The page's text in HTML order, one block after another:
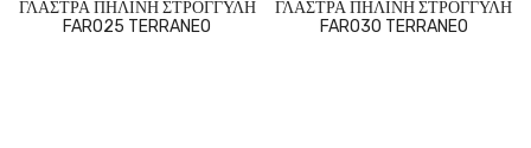
ΓΛΑΣΤΡΑ ΠΗΛΙΝΗ ΣΤΡΟΓΓΥΛΗ
FARO25 TERRANEO
ΓΛΑΣΤΡΑ ΠΗΛΙΝΗ ΣΤΡΟΓΓΥΛΗ
FARO30 TERRANEO